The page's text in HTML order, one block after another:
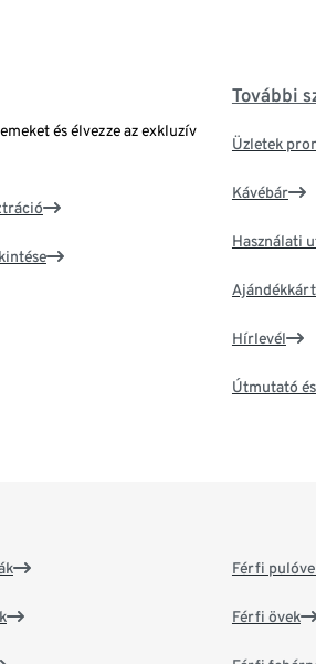
és élvezze az exkluzív
További
Üzletek
Kávébár
Használati
Hírlevél
Útmutató
Férfi
Férfi övek